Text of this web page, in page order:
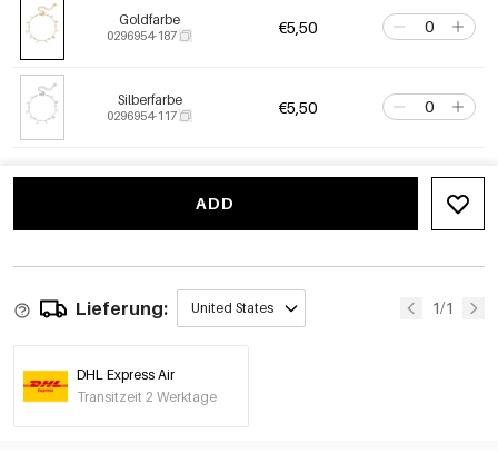
Goldfarbe
0296954-187 €5,50
Silberfarbe
0296954-117 €5,50
ADD
Lieferung: United States 1/1
DHL Express Air
Transitzeit 2 Werktage